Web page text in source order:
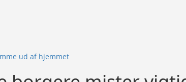
ud af hjemmet